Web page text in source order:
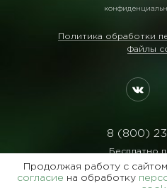
Политика обработки
Файлы
8 (800)
Бесплатно
ООО Агентство
Продолжая работу с
согласие на обработку